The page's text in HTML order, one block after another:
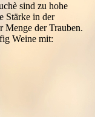
sind zu hohe
Stärke in der
Menge der Trauben.
Weine mit: